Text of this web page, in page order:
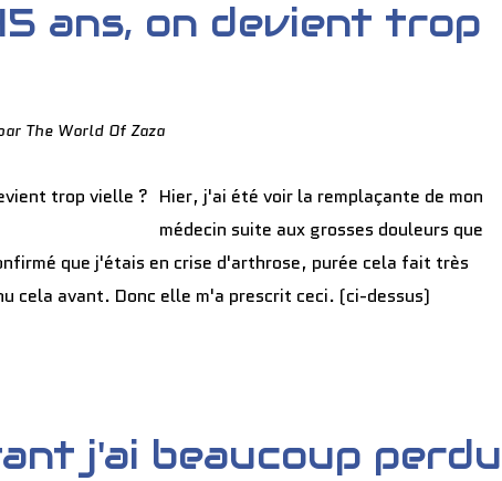
ans, on devient trop
The World Of Zaza
Hier, j'ai été voir la remplaçante de mon
médecin suite aux grosses douleurs que
que j'étais en crise d'arthrose, purée cela fait très
cela avant. Donc elle m'a prescrit ceci. (ci-dessus)
j'ai beaucoup perdu